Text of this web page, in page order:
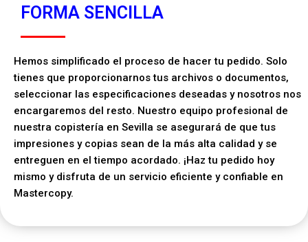
FORMA SENCILLA
Hemos simplificado el proceso de hacer tu pedido. Solo
tienes que proporcionarnos tus archivos o documentos,
seleccionar las especificaciones deseadas y nosotros nos
encargaremos del resto. Nuestro equipo profesional de
nuestra copistería en Sevilla se asegurará de que tus
impresiones y copias sean de la más alta calidad y se
entreguen en el tiempo acordado. ¡Haz tu pedido hoy
mismo y disfruta de un servicio eficiente y confiable en
Mastercopy.